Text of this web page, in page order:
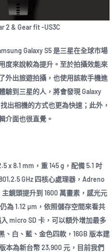
2 & Gear fit -US3C
Galaxy S5 是三星在全球市場
度來說較為提升。至於拍攝效能來
外出旅遊拍攝，也使用該款手機進
驗到三星的人，將會發現 Galaxy
出相機的方式也更為快速；此外，
介面也很直覺。
x 8.1 mm，重 145 g，配備 5.1 吋
GHz 四核心處理器，Adreno
主鏡頭提升到 1600 萬畫素，感光元
為 1.12 µm，依照儲存空間來看共
micro SD 卡，可以額外增加最多
、白、藍、金色四款，16GB 版本建
本為新台幣 23,900 元，目前我們